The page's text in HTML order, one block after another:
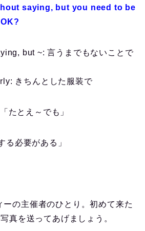
saying, but you need to be
but ~: 言うまでもないことで
きちんとした服装で
たとえ～でも」
る必要がある」
ーの主催者のひとり。初めて来た
真を送ってあげましょう。